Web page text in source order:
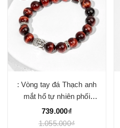
: Vòng tay đá Thạch anh
mắt hổ tự nhiên phối
charm - Mẫu VC0209 -
Ngọc Quý
739.000₫
1.055.000₫